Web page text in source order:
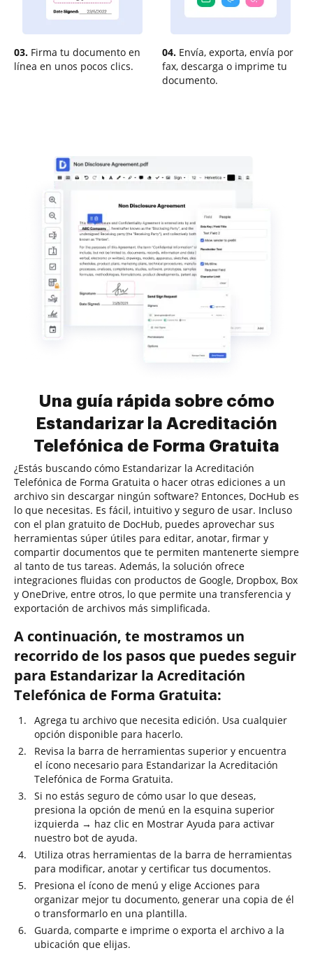
03. Firma tu documento en
línea en unos pocos clics.
04. Envía, exporta, envía por
fax, descarga o imprime tu
documento.
Una guía rápida sobre cómo
Estandarizar la Acreditación
Telefónica de Forma Gratuita
¿Estás buscando cómo Estandarizar la Acreditación
Telefónica de Forma Gratuita o hacer otras ediciones a un
archivo sin descargar ningún software? Entonces, DocHub es
lo que necesitas. Es fácil, intuitivo y seguro de usar. Incluso
con el plan gratuito de DocHub, puedes aprovechar sus
herramientas súper útiles para editar, anotar, firmar y
compartir documentos que te permiten mantenerte siempre
al tanto de tus tareas. Además, la solución ofrece
integraciones fluidas con productos de Google, Dropbox, Box
y OneDrive, entre otros, lo que permite una transferencia y
exportación de archivos más simplificada.
A continuación, te mostramos un
recorrido de los pasos que puedes seguir
para Estandarizar la Acreditación
Telefónica de Forma Gratuita:
Agrega tu archivo que necesita edición. Usa cualquier
opción disponible para hacerlo.
Revisa la barra de herramientas superior y encuentra
el ícono necesario para Estandarizar la Acreditación
Telefónica de Forma Gratuita.
Si no estás seguro de cómo usar lo que deseas,
presiona la opción de menú en la esquina superior
izquierda → haz clic en Mostrar Ayuda para activar
nuestro bot de ayuda.
Utiliza otras herramientas de la barra de herramientas
para modificar, anotar y certificar tus documentos.
Presiona el ícono de menú y elige Acciones para
organizar mejor tu documento, generar una copia de él
o transformarlo en una plantilla.
Guarda, comparte e imprime o exporta el archivo a la
ubicación que elijas.